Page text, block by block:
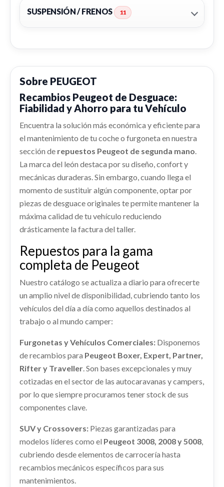
LLANTA 9671401480
PEUGEOT 508 ACTIVE
61,83 € shopping_cart
LLANTA 9671401480
LLANTA 9671401480 usado.
PEUGEOT 508 ACTIVE
Ref: 2641351 OEM: 9671401480
61,83 €
ALETA DELANTERA DERECHA 7841CA
Ref: 2371046 OEM: 7841CA
53,03 €
CAPO 7901S3
PEUGEOT 508 ACTIVE
Ref: 2371061 OEM:
PUERTA DELANTERA IZQUIERDA
9677684980
PUERTA DELANTERA IZQUIERDA 9677684980
PEUGEOT 508 ACTIVE
105,83 € shopping_cart
PUERTA TRASERA DERECHA 9008X3
PUERTA TRASERA DERECHA 9008X3 usado.
PEUGEOT 508 ACTIVE
Ref: 2371114 OEM: 9008X3
88,23 €
REFUERZO PARAGOLPES TRASERO
REFUERZO PARAGOLPES TRASERO usado.
PEUGEOT 508 ACTIVE
Ref: 2371117
Consultar
PARAGOLPES TRASERO 7410PE
PARAGOLPES TRASERO 7410PE usado.
PEUGEOT 508 ACTIVE
Ref: 2371106
220,22 € shopping_cart
EVAPORADOR AIRE ACONDICIONADO
EVAPORADOR AIRE ACONDICIONADO usado.
PEUGEOT 508 ACTIVE
2371075
MANDO CLIMATIZADOR
PEUGEOT 508 ACTIVE
Consultar
PEUGEOT 508 ACTIVE
Ref: 2371124
Consultar
TRANSMISION DELANTERA IZQUIERDA
TRANSMISION DELANTERA IZQUIERDA usado.
PEUGEOT 508 ACTIVE
Ref: 2371125
Consultar
BOMBA DIRECCION
BOMBA DIRECCION usado.
PEUGEOT 508 ACTIVE
SISTEMA AUDIO / RADIO CD usado.
Consultar
ALTERNADOR
ALTERNADOR usado.
PEUGEOT 508 ACTIVE
Ref: 2371048
PARASOL DERECHO
PARASOL DERECHO usado.
PEUGEOT 508 ACTIVE
Ref: 2371107
Consultar
PARASOL IZQUIERDO
PEUGEOT 508 ACTIVE
Ref: 2371108
Consultar
CARTER
CARTER usado.
PEUGEOT 508 ACTIVE
Consultar
DEPOSITO COMBUSTIBLE
DEPOSITO COMBUSTIBLE usado.
PEUGEOT 508 ACTIVE
Ref: 2371069
Consultar
SUSPENSIÓN / FRENOS 11
SERVOFRENO
SERVOFRENO usado.
PEUGEOT 508 ACTIVE
Ref: 2371120
Consultar
ABS
ABS usado.
PEUGEOT 508 ACTIVE
Ref: 2371045
Sobre PEUGEOT
Recambios Peugeot de Desguace:
Fiabilidad y Ahorro para tu Vehículo
Encuentra la solución más económica y eficiente para
el mantenimiento de tu coche o furgoneta en nuestra
sección de repuestos Peugeot de segunda mano
La marca del león destaca por su diseño, confort y
mecánicas duraderas. Sin embargo, cuando llega el
momento de sustituir algún componente, optar por
piezas de desguace originales te permite mantener la
máxima calidad de tu vehículo reduciendo
drásticamente la factura del taller.
Repuestos para la gama
completa de Peugeot
Nuestro catálogo se actualiza a diario para ofrecerte
un amplio nivel de disponibilidad, cubriendo tanto los
vehículos del día a día como aquellos destinados al
trabajo o al mundo camper:
Furgonetas y Vehículos Comerciales: Disponemos
de recambios para Peugeot Boxer, Expert, Partner,
Rifter y Traveller . Son bases excepcionales y muy
cotizadas en el sector de las autocaravanas y campers,
por lo que siempre procuramos tener stock de sus
componentes clave.
SUV y Crossovers: Piezas garantizadas para
modelos líderes como el Peugeot 3008, 2008 y 5008
cubriendo desde elementos de carrocería hasta
recambios mecánicos específicos para sus
mantenimientos.